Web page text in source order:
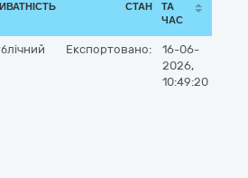
СТАН
ТА
ЧАС
Експортовано:
16-06-
2026,
10:49:20